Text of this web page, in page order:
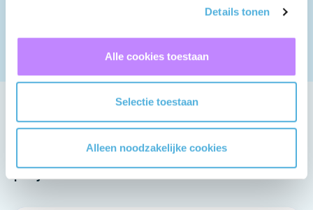
Details tonen
Alle cookies toestaan
Selectie toestaan
Alleen noodzakelijke cookies
Blijf op de hoogte
Gerelateerde
projecten
Alle